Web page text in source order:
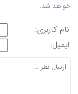
خواهد شد.
نام کاربری:
ایمیل: